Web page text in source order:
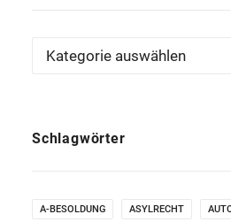
Kategorien
Schlagwörter
A-BESOLDUNG ASYLRECHT